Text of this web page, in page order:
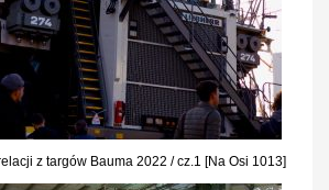
z targów Bauma 2022 / cz.1 [Na Osi 1013]